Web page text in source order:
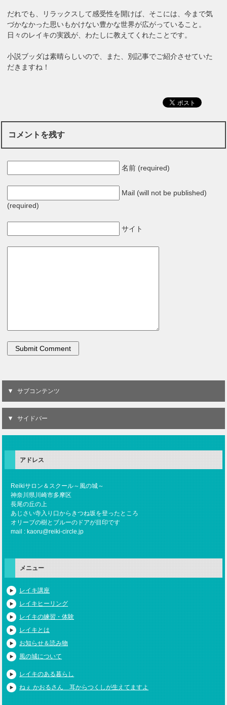
だれでも、リラックスして感受性を開けば、そこには、今まで気
づかなかった思いもかけない豊かな世界が広がっていること。
日々のレイキの実践が、わたしに教えてくれたことです。
小説ブッダは素晴らしいので、また、別記事でご紹介させていた
だきますね！
コメントを残す
名前 (required)
Mail (will not be published)
(required)
サイト
サブコンテンツ
サイドバー
アドレス
Reikiサロン＆スクール～風の城～
神奈川県川崎市多摩区
長尾の丘の上
あじさい寺入り口からきつね坂を登ったところ
オリーブの樹とブルーのドアが目印です
mail : kaoru@reiki-circle.jp
メニュー
レイキ講座
レイキヒーリング
レイキの練習・体験
レイキとは
お知らせ＆読み物
風の城について
レイキのある暮らし
ねぇ かおるさん 耳からつくしが生えてますよ